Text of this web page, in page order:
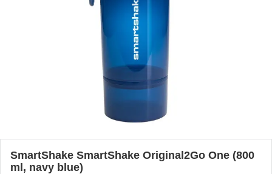
SmartShake SmartShake Original2Go One (800
ml, navy blue)